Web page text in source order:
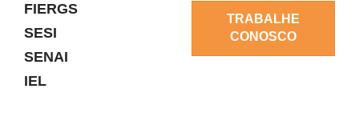
FIERGS
SESI
SENAI
IEL
TRABALHE
CONOSCO